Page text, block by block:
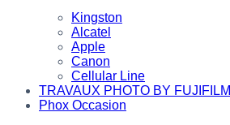
Kingston
Alcatel
Apple
Canon
Cellular Line
TRAVAUX PHOTO BY FUJIFILM
Phox Occasion